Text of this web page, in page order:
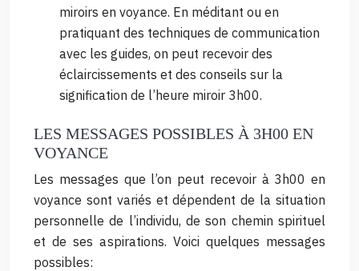
miroirs en voyance. En méditant ou en
pratiquant des techniques de communication
avec les guides, on peut recevoir des
éclaircissements et des conseils sur la
signification de l’heure miroir 3h00.
LES MESSAGES POSSIBLES À 3H00 EN
VOYANCE
Les messages que l’on peut recevoir à 3h00 en
voyance sont variés et dépendent de la situation
personnelle de l’individu, de son chemin spirituel
et de ses aspirations. Voici quelques messages
possibles: